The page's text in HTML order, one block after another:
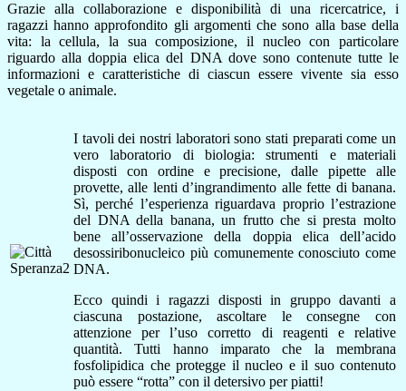
Grazie alla collaborazione e disponibilità di una ricercatrice, i
ragazzi hanno approfondito gli argomenti che sono alla base della
vita: la cellula, la sua composizione, il nucleo con particolare
riguardo alla doppia elica del DNA dove sono contenute tutte le
informazioni e caratteristiche di ciascun essere vivente sia esso
vegetale o animale.
I tavoli dei nostri laboratori sono stati preparati come un
vero laboratorio di biologia: strumenti e materiali
disposti con ordine e precisione, dalle pipette alle
provette, alle lenti d’ingrandimento alle fette di banana.
Sì, perché l’esperienza riguardava proprio l’estrazione
del DNA della banana, un frutto che si presta molto
bene all’osservazione della doppia elica dell’acido
desossiribonucleico più comunemente conosciuto come
DNA.
Ecco quindi i ragazzi disposti in gruppo davanti a
ciascuna postazione, ascoltare le consegne con
attenzione per l’uso corretto di reagenti e relative
quantità. Tutti hanno imparato che la membrana
fosfolipidica che protegge il nucleo e il suo contenuto
può essere “rotta” con il detersivo per piatti!